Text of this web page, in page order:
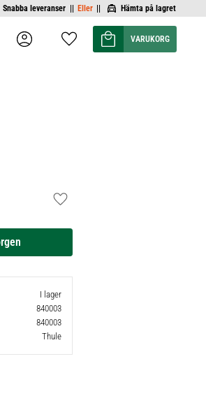
Snabba leveranser || Eller || Hämta på lagret
Favoriter
Kundvagn
Lägg till i favoriter
I lager
840003
840003
Thule